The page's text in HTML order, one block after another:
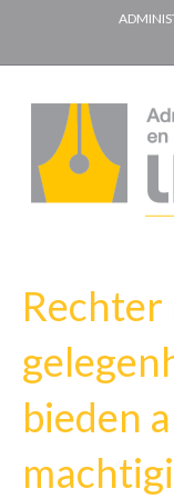
bieden